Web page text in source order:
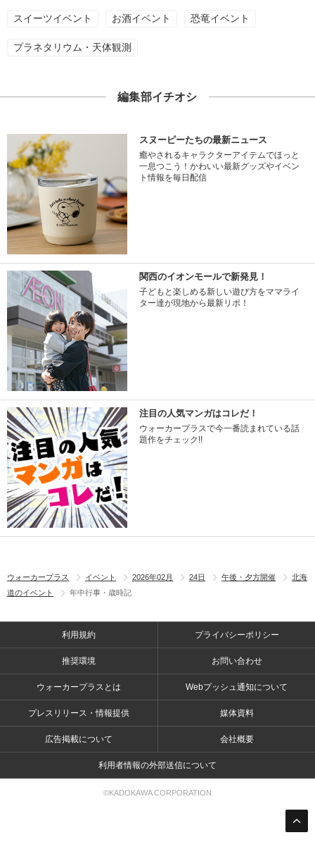
スイーツイベント お酒イベント 恐竜イベント
プラネタリウム・天体観測
編集部イチオシ
スヌーピーたちの最新ニュース
癒やされるキャラクターアイテムでほっと
一息つこう！かわいい最新グッズやイベン
ト情報を毎日配信
関西のイオンモールで新発見！
子どもと楽しめる新しい遊び方をママライ
ター達が現地から最新リポ！
注目の人気マンガはコレだ！
ウォーカープラスで今一番読まれている話
題作をチェック!!
ウォーカープラス イベント 2026年02月 24日 午後・夕方開催
北海
道のイベント
年中行事・歳時記
利用規約 プライバシーポリシー
推奨環境 お問い合わせ
ウォーカープラスとは Webプッシュ通知について
プレスリリース・情報提供 媒体資料
広告掲載について 会社概要
利用者情報の外部送信について
©KADOKAWA CORPORATION